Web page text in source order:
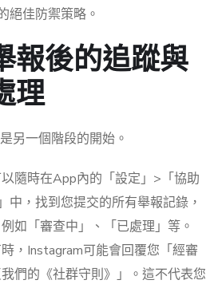
絕佳防禦策略。
報後的追蹤與
理
另一個階段的開始。
以隨時在App內的「設定」>「協助
中，找到您提交的所有舉報記錄，
如「審查中」、「已處理」等。
時，Instagram可能會回覆您「經審
們的《社群守則》」。這不代表您